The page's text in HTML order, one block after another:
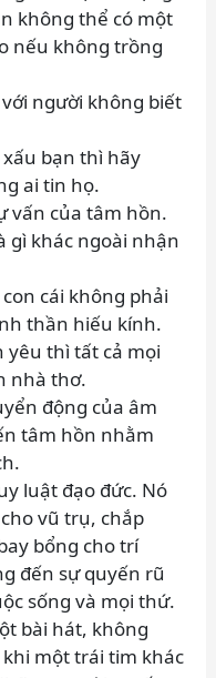
không thể có một
nếu không trồng
người không biết
bạn thì hãy
ai tin họ.
vấn của tâm hồn.
gì khác ngoài nhận
cái không phải
thần hiếu kính.
yêu thì tất cả mọi
nhà thơ.
động của âm
tâm hồn nhằm
luật đạo đức. Nó
vũ trụ, chắp
bổng cho trí
đến sự quyến rũ
sống và mọi thứ.
bài hát, không
một trái tim khác